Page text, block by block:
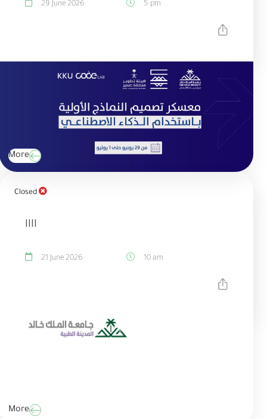
29 June 2026 5 pm
More
Closed
اااا
21 June 2026 10 am
More